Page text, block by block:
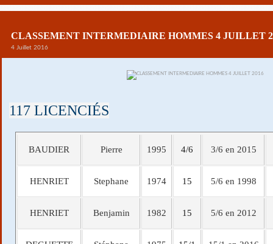
CLASSEMENT INTERMEDIAIRE HOMMES 4 JUILLET
4 Juillet 2016
117 LICENCIÉS
BAUDIER Pierre 1995 4/6 3/6 en 2015
HENRIET Stephane 1974 15 5/6 en 1998
HENRIET Benjamin 1982 15 5/6 en 2012